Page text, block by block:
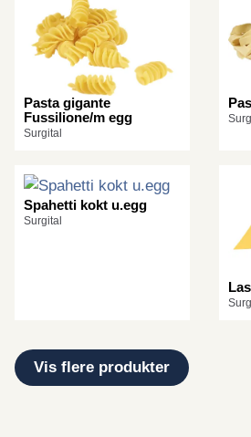
Pasta gigante
Fussilione/m egg
Surgital
Spahetti kokt u.egg
Surgital
Vis flere produkter